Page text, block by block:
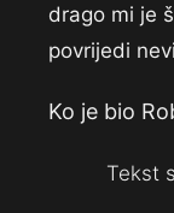
drago mi je
povrijedi
Ko je bio
Tekst